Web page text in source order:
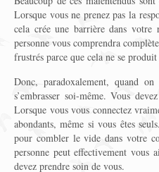
Lorsque vous ne prenez pas la
cela crée une barrière dans votre
personne vous comprendra
frustrés parce que cela ne se produit
Donc, paradoxalement, quand
s’embrasser soi-même. Vous
Lorsque vous vous connectez
abondants, même si vous êtes
pour combler le vide dans votre
personne peut effectivement vous
devez prendre soin de vous.